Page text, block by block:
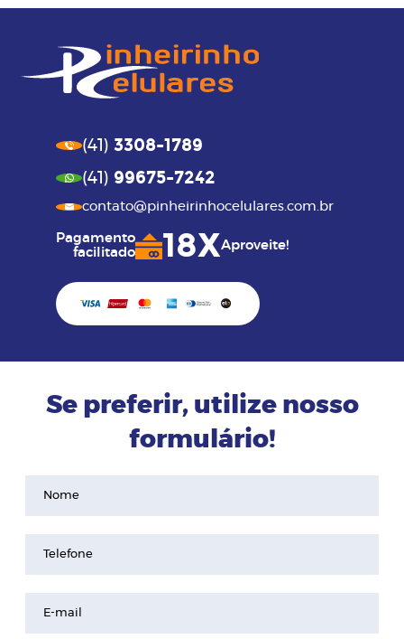
(41) 3308-1789
(41) 99675-7242
contato@pinheirinhocelulares.com.br
Pagamento
facilitado
18XAproveite!
Se preferir, utilize nosso
formulário!
Nome
Telefone
E-mail